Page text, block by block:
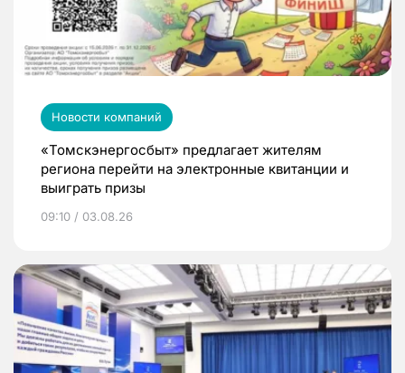
Новости компаний
«Томскэнергосбыт» предлагает жителям
региона перейти на электронные квитанции и
выиграть призы
09:10 / 03.08.26